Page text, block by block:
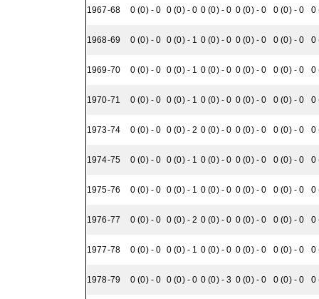
1967-68 0 (0) - 0 0 (0) - 0 0 (0) - 0 0 (0) - 0 0 (0) - 0 0
1968-69 0 (0) - 0 0 (0) - 1 0 (0) - 0 0 (0) - 0 0 (0) - 0 0
1969-70 0 (0) - 0 0 (0) - 1 0 (0) - 0 0 (0) - 0 0 (0) - 0 0
1970-71 0 (0) - 0 0 (0) - 1 0 (0) - 0 0 (0) - 0 0 (0) - 0 0
1973-74 0 (0) - 0 0 (0) - 2 0 (0) - 0 0 (0) - 0 0 (0) - 0 0
1974-75 0 (0) - 0 0 (0) - 1 0 (0) - 0 0 (0) - 0 0 (0) - 0 0
1975-76 0 (0) - 0 0 (0) - 1 0 (0) - 0 0 (0) - 0 0 (0) - 0 0
1976-77 0 (0) - 0 0 (0) - 2 0 (0) - 0 0 (0) - 0 0 (0) - 0 0
1977-78 0 (0) - 0 0 (0) - 1 0 (0) - 0 0 (0) - 0 0 (0) - 0 0
1978-79 0 (0) - 0 0 (0) - 0 0 (0) - 3 0 (0) - 0 0 (0) - 0 0